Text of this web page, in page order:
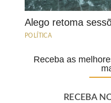
Alego retoma
POLÍTICA
Receba as
RECEBA